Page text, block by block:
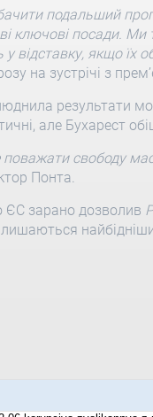
подальший
ключові посади.
у відставку, якщо їх
на зустрічі з
результати
але Бухарест
свободу
Понта.
ЄС зарано дозволив